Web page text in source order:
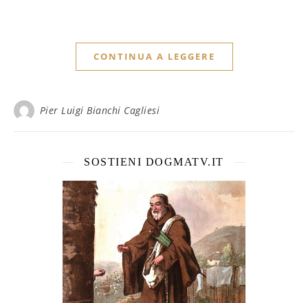
CONTINUA A LEGGERE
Pier Luigi Bianchi Cagliesi
SOSTIENI DOGMATV.IT